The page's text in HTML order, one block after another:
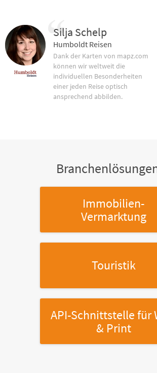
Silja Schelp
Humboldt Reisen
Dank der Karten von mapz.com
können wir weltweit die
individuellen Besonderheiten
einer jeden Reise optisch
ansprechend abbilden.
Immobilien-
Vermarktung
Touristik
API-Schnittstellefür
& Print